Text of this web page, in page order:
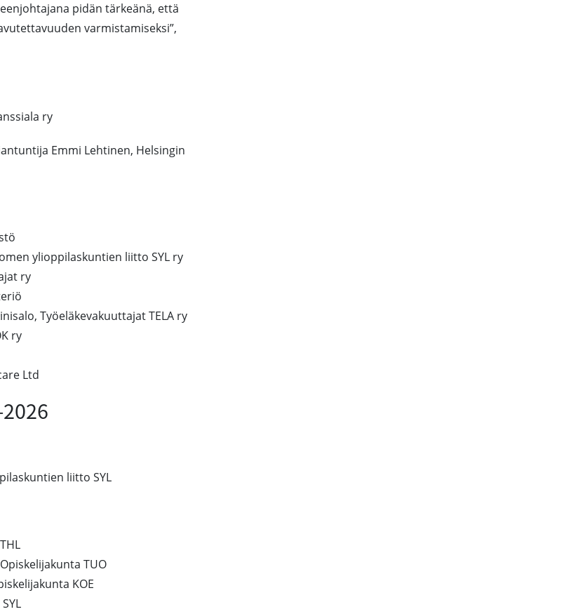
pidän tärkeänä, että
varmistamiseksi”,
ry
Emmi Lehtinen, Helsingin
ylioppilaskuntien liitto SYL ry
ry
Työeläkevakuuttajat TELA ry
ry
Ltd
liitto SYL
THL
Opiskelijakunta TUO
KOE